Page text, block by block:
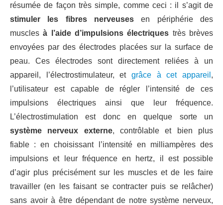
résumée de façon très simple, comme ceci : il s’agit de
stimuler les fibres nerveuses en périphérie des
musclesà l’aide d’impulsions électriques très brèves
envoyées par des électrodes placées sur la surface de
peau. Ces électrodes sont directement reliées à un
appareil, l’électrostimulateur, et grâce à cet appareil ,
l’utilisateur est capable de régler l’intensité de ces
impulsions électriques ainsi que leur fréquence.
L’électrostimulation est donc en quelque sorte un
système nerveux externe, contrôlable et bien plus
fiable : en choisissant l’intensité en milliampères des
impulsions et leur fréquence en hertz, il est possible
d’agir plus précisément sur les muscles et de les faire
travailler (en les faisant se contracter puis se relâcher)
sans avoir à être dépendant de notre système nerveux,